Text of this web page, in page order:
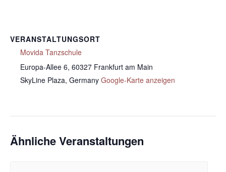
VERANSTALTUNGSORT
Movida Tanzschule
Europa-Allee 6, 60327 Frankfurt am Main
SkyLine Plaza, Germany Google-Karte anzeigen
Ähnliche Veranstaltungen